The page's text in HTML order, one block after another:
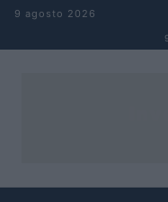
Pular para o conteúdo
9 agosto 2026